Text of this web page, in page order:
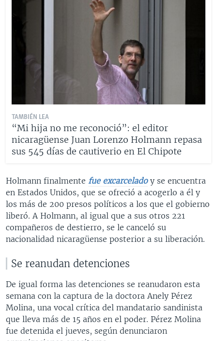
TAMBIÉN LEA
“Mi hija no me reconoció”: el editor
nicaragüense Juan Lorenzo Holmann repasa
sus 545 días de cautiverio en El Chipote
Holmann finalmente fue excarceladoy se encuentra
en Estados Unidos, que se ofreció a acogerlo a él y
los más de 200 presos políticos a los que el gobierno
liberó. A Holmann, al igual que a sus otros 221
compañeros de destierro, se le canceló su
nacionalidad nicaragüense posterior a su liberación.
Se reanudan detenciones
De igual forma las detenciones se reanudaron esta
semana con la captura de la doctora Anely Pérez
Molina, una vocal crítica del mandatario sandinista
que lleva más de 15 años en el poder. Pérez Molina
fue detenida el jueves, según denunciaron